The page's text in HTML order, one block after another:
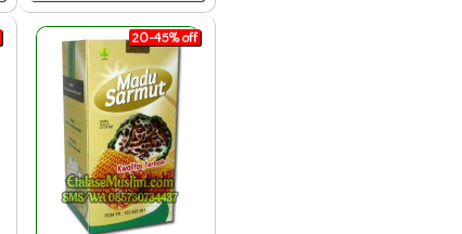
20-45% off